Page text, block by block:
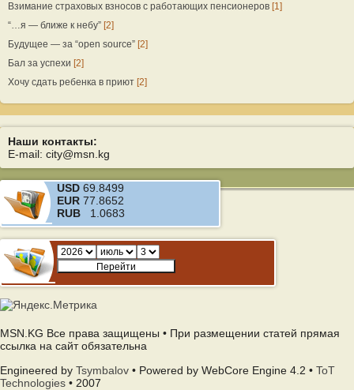
Взимание страховых взносов с работающих пенсионеров [1]
“…я — ближе к небу” [2]
Будущее — за “open source” [2]
Бал за успехи [2]
Хочу сдать ребенка в приют [2]
Наши контакты:
E-mail: city@msn.kg
USD 69.8499
EUR 77.8652
RUB 1.0683
MSN.KG Все права защищены • При размещении статей прямая
ссылка на сайт обязательна
Engineered by Tsymbalov • Powered by WebCore Engine 4.2 • ToT
Technologies • 2007